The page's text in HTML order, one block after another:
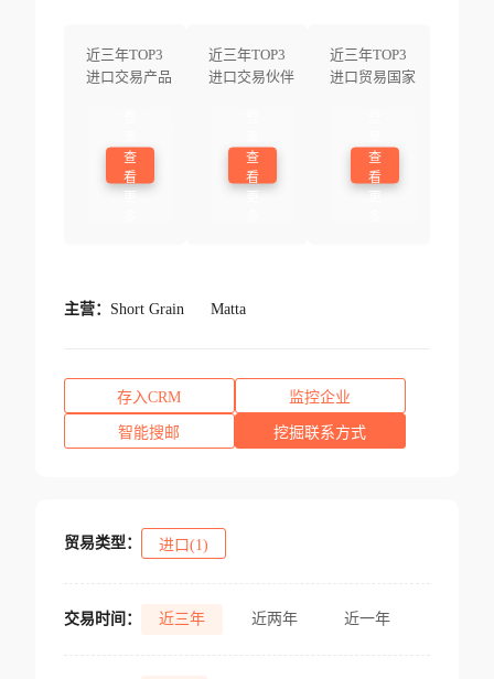
近三年TOP3
进口交易产品
查
看
近三年TOP3
进口交易伙伴
查
看
近三年TOP3
进口贸易国家
查
看
主营： Short Grain Matta
存入CRM 监控企业
智能搜邮 挖掘联系方式
贸易类型： 进口(1)
交易时间： 近三年 近两年 近一年